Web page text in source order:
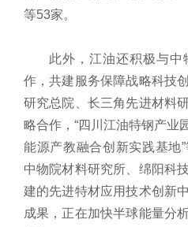
等53家。
此外，江油还积极与
作，共建服务保障战略科技
研究总院、长三角先进材料
略合作，“四川江油特钢产业
能源产教融合创新实践基地
中物院材料研究所、绵阳科
建的先进特材应用技术创新
成果，正在加快半球能量分